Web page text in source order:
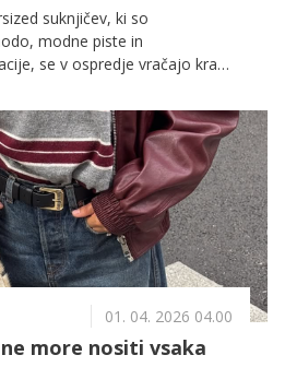
suknjičev, ki so
modne piste in
se v ospredje vračajo krajši
postajajo eden ključnih trendov
01. 04. 2026 04.00
more nositi vsaka